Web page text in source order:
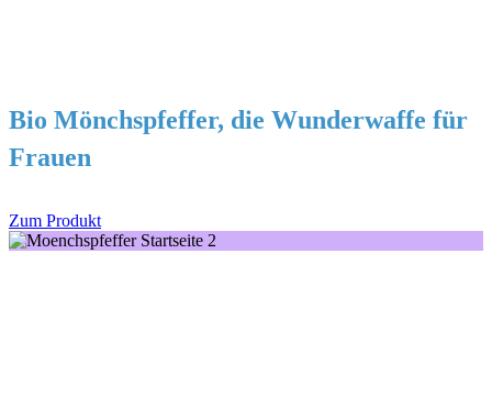
Bio Mönchspfeffer, die Wunderwaffe für
Frauen
Zum Produkt